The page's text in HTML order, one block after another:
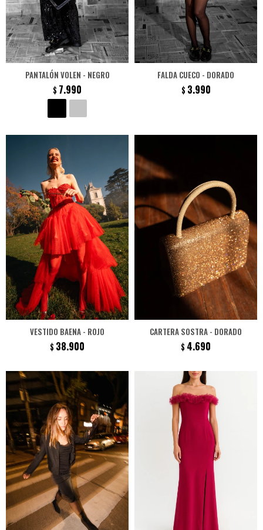
PANTALÓN VOLEN - NEGRO
$ 7.990
FALDA CUECO - DORADO
$ 3.990
VESTIDO BAENA - ROJO
$ 38.900
CARTERA SOSTRA - DORADO
$ 4.690